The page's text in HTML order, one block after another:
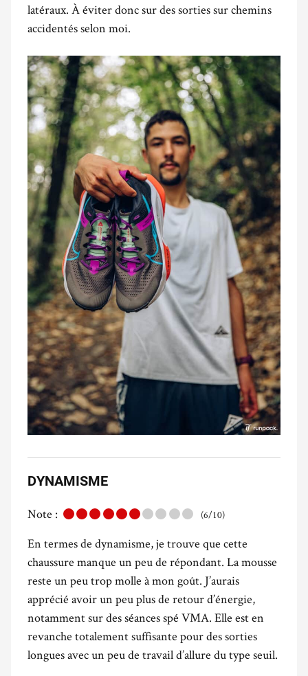
latéraux. À éviter donc sur des sorties sur chemins
accidentés selon moi.
DYNAMISME
Note : (6/10)
En termes de dynamisme, je trouve que cette
chaussure manque un peu de répondant. La mousse
reste un peu trop molle à mon goût. J’aurais
apprécié avoir un peu plus de retour d’énergie,
notamment sur des séances spé VMA. Elle est en
revanche totalement suffisante pour des sorties
longues avec un peu de travail d’allure du type seuil.